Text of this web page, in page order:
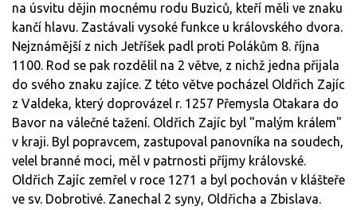
na úsvitu dějin mocnému rodu Buziců, kteří měli ve znaku
kančí hlavu. Zastávali vysoké funkce u královského dvora.
Nejznámější z nich Jetříšek padl proti Polákům 8. října
1100. Rod se pak rozdělil na 2 větve, z nichž jedna přijala
do svého znaku zajíce. Z této větve pocházel Oldřich Zajíc
z Valdeka, který doprovázel r. 1257 Přemysla Otakara do
Bavor na válečné tažení. Oldřich Zajíc byl "malým králem"
v kraji. Byl popravcem, zastupoval panovníka na soudech,
velel branné moci, měl v patrnosti příjmy královské.
Oldřich Zajíc zemřel v roce 1271 a byl pochován v klášteře
ve sv. Dobrotivé. Zanechal 2 syny, Oldřicha a Zbislava.